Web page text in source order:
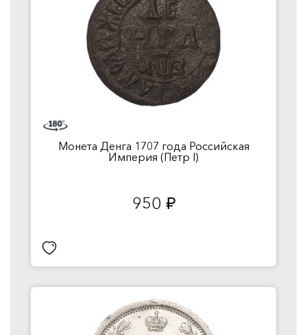
Монета Денга 1707 года Российская
Империя (Петр I)
950 руб.